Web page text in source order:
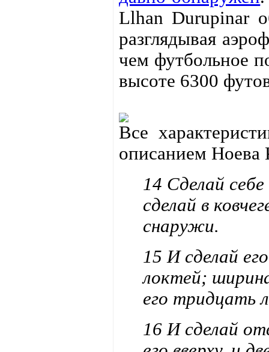
Llhan Durupinar
разглядывая
чем футбольное
высоте 6300
Все
описанием Ноева
14 Сделай
сделай в
снаружи.
15 И сделай
локтей;
его тридцать
16 И сделай